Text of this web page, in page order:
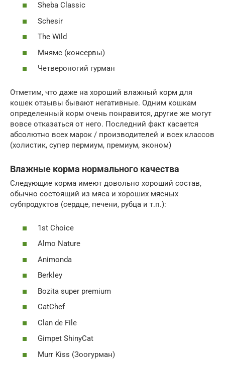
Sheba Classic
Schesir
The Wild
Мнямс (консервы)
Четвероногий гурман
Отметим, что даже на хороший влажный корм для
кошек отзывы бывают негативные. Одним кошкам
определенный корм очень понравится, другие же могут
вовсе отказаться от него. Последний факт касается
абсолютно всех марок / производителей и всех классов
(холистик, супер пермиум, премиум, эконом)
Влажные корма нормального качества
Следующие корма имеют довольно хороший состав,
обычно состоящий из мяса и хороших мясных
субпродуктов (сердце, печени, рубца и т.п.):
1st Choice
Almo Nature
Animonda
Berkley
Bozita super premium
CatChef
Clan de File
Gimpet ShinyCat
Murr Kiss (Зоогурман)